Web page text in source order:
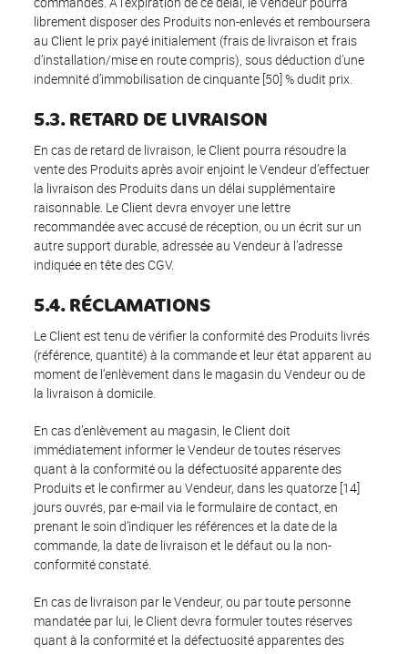
librement disposer des Produits non-enlevés et remboursera
au Client le prix payé initialement (frais de livraison et frais
d’installation/mise en route compris), sous déduction d’une
indemnité d’immobilisation de cinquante [50] % dudit prix.
5.3. RETARD DE LIVRAISON
En cas de retard de livraison, le Client pourra résoudre la
vente des Produits après avoir enjoint le Vendeur d’effectuer
la livraison des Produits dans un délai supplémentaire
raisonnable. Le Client devra envoyer une lettre
recommandée avec accusé de réception, ou un écrit sur un
autre support durable, adressée au Vendeur à l’adresse
indiquée en tête des CGV.
5.4. RÉCLAMATIONS
Le Client est tenu de vérifier la conformité des Produits livrés
(référence, quantité) à la commande et leur état apparent au
moment de l’enlèvement dans le magasin du Vendeur ou de
la livraison à domicile.
En cas d’enlèvement au magasin, le Client doit
immédiatement informer le Vendeur de toutes réserves
quant à la conformité ou la défectuosité apparente des
Produits et le confirmer au Vendeur, dans les quatorze [14]
jours ouvrés, par e-mail via le formulaire de contact, en
prenant le soin d’indiquer les références et la date de la
commande, la date de livraison et le défaut ou la non-
conformité constaté.
En cas de livraison par le Vendeur, ou par toute personne
mandatée par lui, le Client devra formuler toutes réserves
quant à la conformité et la défectuosité apparentes des